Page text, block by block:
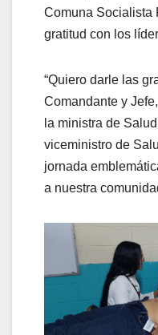
Comuna Socialista
gratitud con los
“Quiero darle las
Comandante y
la ministra de
viceministro de
jornada
a nuestra